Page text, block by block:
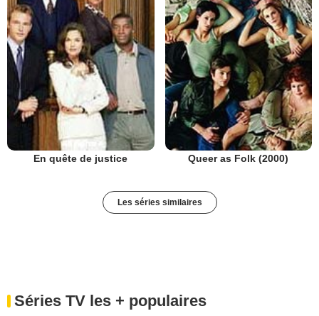
En quête de justice Queer as Folk (2000)
Les séries similaires
Séries TV les + populaires